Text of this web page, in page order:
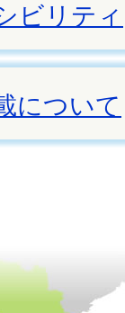
ビリティ
について